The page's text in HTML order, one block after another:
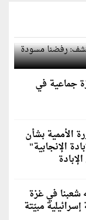
يكشف: رفضنا
جماعية في
الأممية بشأن
الإنجابية"
في غزة
مبيّتة